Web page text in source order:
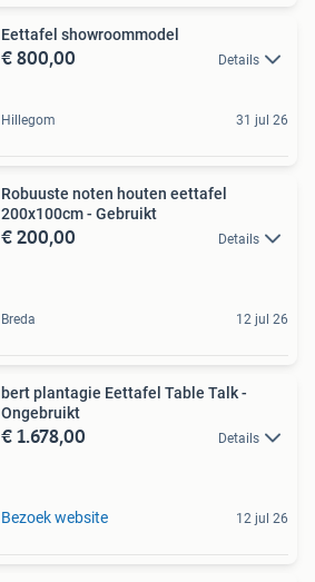
Eettafel showroommodel
€ 800,00 Details
Hillegom 31 jul 26
Robuuste noten houten eettafel
200x100cm - Gebruikt
€ 200,00 Details
Breda 12 jul 26
bert plantagie Eettafel Table Talk -
Ongebruikt
€ 1.678,00 Details
Bezoek website 12 jul 26